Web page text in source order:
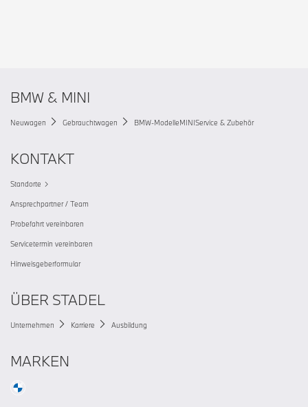
BMW & MINI
Neuwagen Gebrauchtwagen BMW-ModelleMINIService & Zubehör
KONTAKT
Standorte
Ansprechpartner / Team
Probefahrt vereinbaren
Servicetermin vereinbaren
Hinweisgeberformular
ÜBER STADEL
Unternehmen Karriere Ausbildung
MARKEN